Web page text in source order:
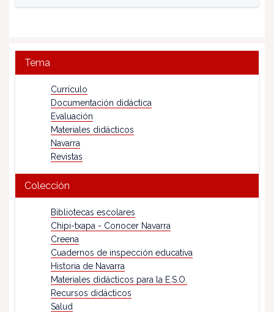
Tema
Currículo
Documentación didáctica
Evaluación
Materiales didácticos
Navarra
Revistas
Colección
Bibliotecas escolares
Chipi-txapa - Conocer Navarra
Creena
Cuadernos de inspección educativa
Historia de Navarra
Materiales didácticos para la E.S.O.
Recursos didácticos
Salud